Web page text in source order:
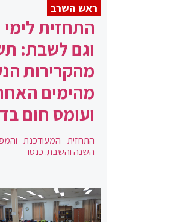
ראש השרב
התחזית
וגם לשבת:
מהקרירות
מהימים
ועומס חום
התחזית המעודכנת
השנה והשבת. כנסו